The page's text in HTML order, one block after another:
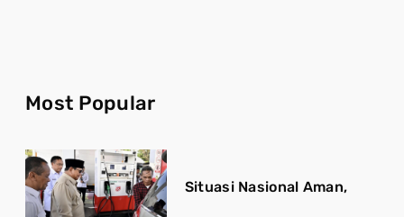
Most Popular
Situasi Nasional Aman,